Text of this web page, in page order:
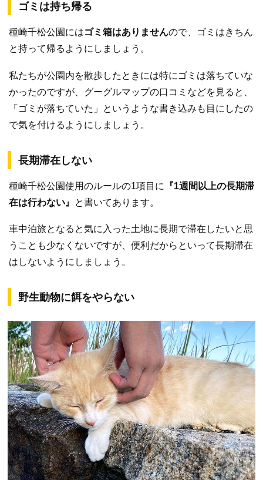
ゴミは持ち帰る
種崎千松公園にはゴミ箱はありませんので、ゴミはきちん
と持って帰るようにしましょう。
私たちが公園内を散歩したときには特にゴミは落ちていな
かったのですが、グーグルマップの口コミなどを見ると、
「ゴミが落ちていた」というような書き込みも目にしたの
で気を付けるようにしましょう。
長期滞在しない
種崎千松公園使用のルールの1項目に
『1週間以上の長期滞
在は行わない』
と書いてあります。
車中泊旅となると気に入った土地に長期で滞在したいと思
うことも少なくないですが、便利だからといって長期滞在
はしないようにしましょう。
野生動物に餌をやらない